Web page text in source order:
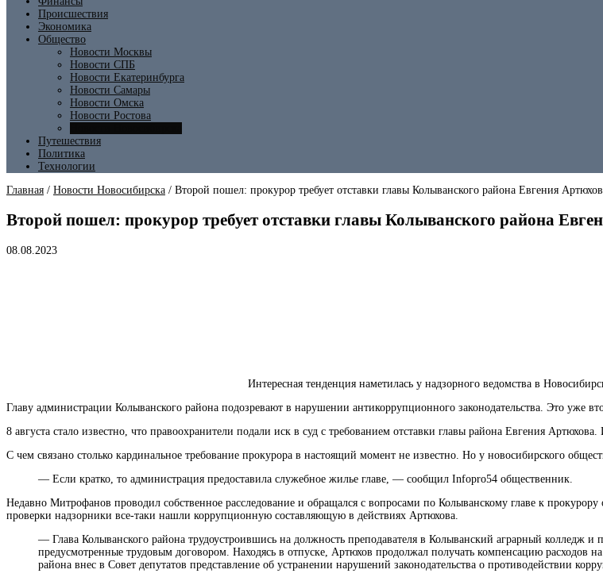
Происшествия
Экономика
Общество
Новости Москвы
Новости СПБ
Новости Екатеринбурга
Новости Самары
Новости Омска
Новости Ростова
Путешествия
Политика
Технологии
Главная / Новости Новосибирска / Второй пошел: прокурор требует отставки главы Колыванского района Евгения
Второй пошел: прокурор требует отставки главы Колыванского района
08.08.2023
Интересная тенденция наметилась у надзорного ведомства в
Главу администрации Колыванского района подозревают в нарушении антикоррупционного законодательства. Это уже
8 августа стало известно, что правоохранители подали иск в суд с требованием отставки главы района Евгения
С чем связано столько кардинальное требование прокурора в настоящий момент не известно. Но у новосибирского
— Если кратко, то администрация предоставила служебное жилье главе, — сообщил Infopro54 общественник.
Недавно Митрофанов проводил собственное расследование и обращался с вопросами по Колыванскому главе к
проверки надзорники все-таки нашли коррупционную составляющую в действиях Артюхова.
— Глава Колыванского района трудоустроившись на должность преподавателя в Колыванский аграрный колледж
предусмотренные трудовым договором. Находясь в отпуске, Артюхов продолжал получать компенсацию
района внес в Совет депутатов представление об устранении нарушений законодательства о противодействии